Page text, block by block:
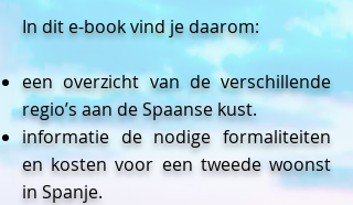
In dit e-book vind je daarom:
een overzicht van de verschillende
regio’s aan de Spaanse kust.
informatie de nodige formaliteiten
en kosten voor een tweede woonst
in Spanje.